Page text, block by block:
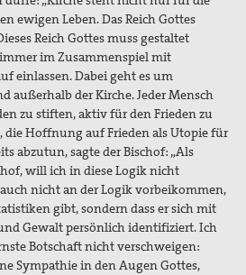
ewigen Leben. Das Reich Gottes
Reich Gottes muss gestaltet
im Zusammenspiel mit
einlassen. Dabei geht es um
außerhalb der Kirche. Jeder Mensch
zu stiften, aktiv für den Frieden zu
die Hoffnung auf Frieden als Utopie für
abzutun, sagte der Bischof: „Als
will ich in diese Logik nicht
nicht an der Logik vorbeikommen,
gibt, sondern dass er sich mit
Gewalt persönlich identifiziert. Ich
Botschaft nicht verschweigen:
Sympathie in den Augen Gottes,